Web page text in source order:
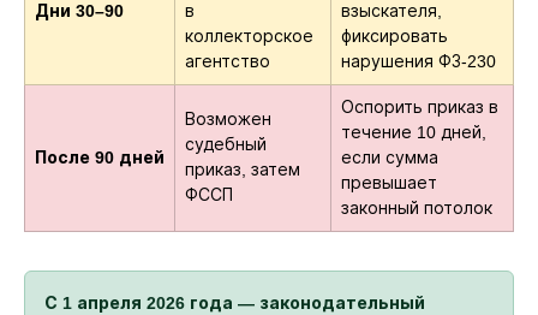
Дни 30–90
в
коллекторское
агентство
взыскателя,
фиксировать
нарушения ФЗ-230
После 90 дней
Возможен
судебный
приказ, затем
ФССП
Оспорить приказ в
течение 10 дней,
если сумма
превышает
законный потолок
С 1 апреля 2026 года — законодательный